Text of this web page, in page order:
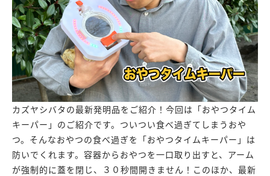
カズヤシバタの最新発明品をご紹介！今回は「おやつタイム
キーパー」のご紹介です。ついつい食べ過ぎてしまうおや
つ。そんなおやつの食べ過ぎを「おやつタイムキーパー」は
防いでくれます。容器からおやつを一口取り出すと、アーム
が強制的に蓋を閉じ、３０秒間開きません！このほか、最新